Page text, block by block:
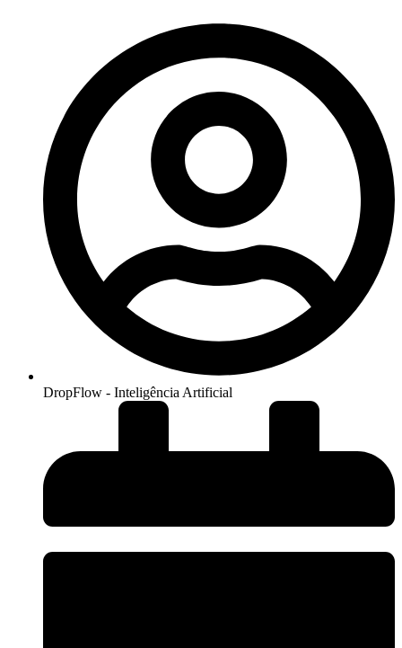
DropFlow - Inteligência Artificial